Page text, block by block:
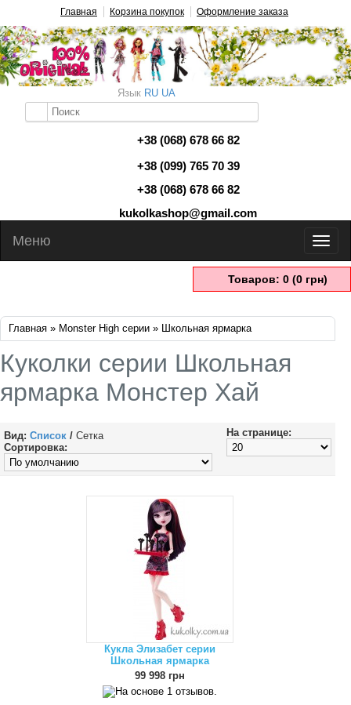
Главная Корзина покупок Оформление заказа
Язык RU UA
Товаров: 0 (0 грн)
+38 (068) 678 66 82
+38 (099) 765 70 39
+38 (068) 678 66 82
kukolkashop@gmail.com
Меню
Главная » Monster High серии » Школьная ярмарка
Куколки серии Школьная
ярмарка Монстер Хай
Вид: Список / Сетка
На странице:
Сортировка:
Кукла Элизабет серии
Школьная ярмарка
99 998 грн